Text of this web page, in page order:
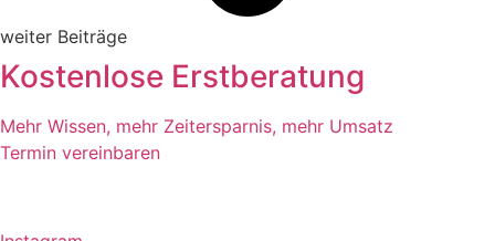
weiter Beiträge
Kostenlose Erstberatung
Mehr Wissen, mehr Zeitersparnis, mehr Umsatz
Termin vereinbaren